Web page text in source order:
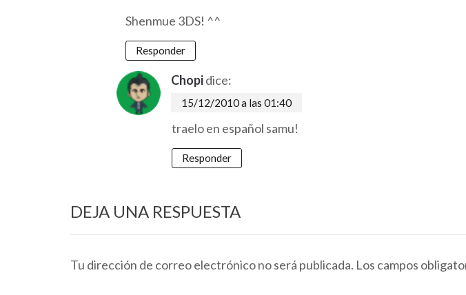
Shenmue 3DS! ^^
Responder
Chopidice:
15/12/2010 a las 01:40
traelo en español samu!
Responder
DEJA UNA RESPUESTA
Tu dirección de correo electrónico no será publicada. Los campos